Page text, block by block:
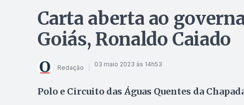
Carta aberta ao
Goiás, Ronaldo Caiado
Redação 03 maio 2023 às 14h53
Polo e Circuito das Águas Quentes da